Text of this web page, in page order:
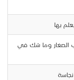
بها
الصغار وما شك في